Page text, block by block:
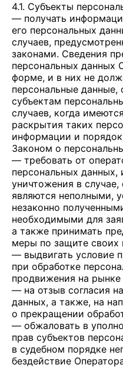
4.1. Субъекты
— получать
его персональных
случаев,
законами. Сведения
персональных данных
форме, и в них не
персональные
субъектам
случаев, когда
раскрытия таких
информации и порядок
Законом о
— требовать от
персональных данных,
уничтожения в
являются неполными,
незаконно
необходимыми для
а также принимать
меры по защите своих
— выдвигать условие
при обработке
продвижения на рынке
— на отзыв согласия
данных, а также, на
о прекращении
— обжаловать в
прав субъектов
в судебном порядке
бездействие